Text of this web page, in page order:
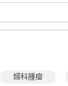
婦科腫瘤